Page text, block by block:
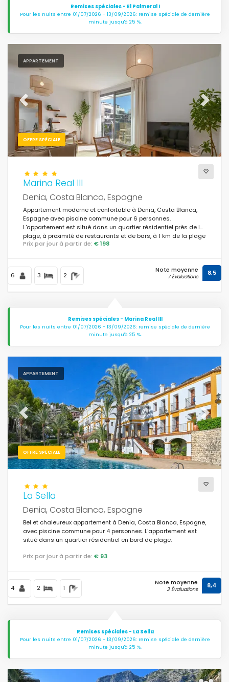
Remises spéciales - El Palmeral I
Pour les nuits entre 01/07/2026 - 13/09/2026: remise spéciale de dernière
minute jusqu'à 25 %.
APPARTEMENT
OFFRE SPÉCIALE
Previous Next
Marina Real III
Denia, Costa Blanca, Espagne
Appartement moderne et confortable à Denia, Costa Blanca,
Espagne avec piscine commune pour 6 personnes.
L'appartement est situé dans un quartier résidentiel près de la
plage, à proximité de restaurants et de bars, à 1 km de la plage
de Playa de la Marineta et à 1 km de la Méditerranée.
Prix par jour à partir de: € 198
6 3 2
Note moyenne
7 Évaluations 8,5
Remises spéciales - Marina Real III
Pour les nuits entre 01/07/2026 - 13/09/2026: remise spéciale de dernière
minute jusqu'à 25 %.
APPARTEMENT
OFFRE SPÉCIALE
Previous Next
La Sella
Denia, Costa Blanca, Espagne
Bel et chaleureux appartement à Denia, Costa Blanca, Espagne,
avec piscine commune pour 4 personnes. L'appartement est
situé dans un quartier résidentiel en bord de plage.
Prix par jour à partir de: € 93
4 2 1
Note moyenne
3 Évaluations 8,4
Remises spéciales - La Sella
Pour les nuits entre 01/07/2026 - 13/09/2026: remise spéciale de dernière
minute jusqu'à 25 %.